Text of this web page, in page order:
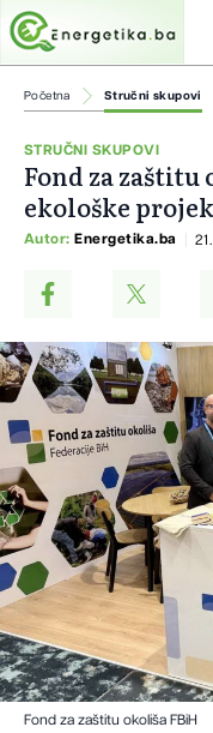
Početna Stručni skupovi
STRUČNI SKUPOVI
Fond za
ekološke
Autor: Energetika.ba
Fond za zaštitu okoliša FBiH